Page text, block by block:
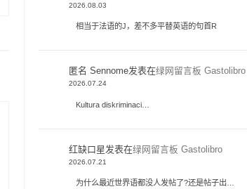
2026.08.03
相当于法语的J，差不多平替英语的句首R
匿名 Sennome发表在绿网留言板 Gastolibro
2026.07.24
Kultura diskriminaci…
红缺口星发表在绿网留言板 Gastolibro
2026.07.21
为什么最近世界语都没人发帖了?还是帖子出…